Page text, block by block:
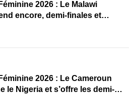
2026 : Le Malawi
encore, demi-finales et
2026 : Le Cameroun
le Nigeria et s’offre les demi-